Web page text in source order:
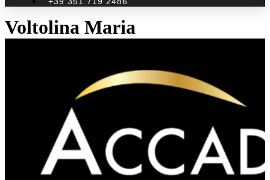
Voltolina Maria